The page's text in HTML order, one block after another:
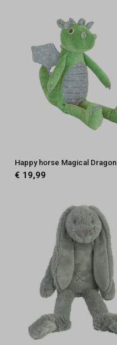
Happy horse Magical Dragon
€ 19,99